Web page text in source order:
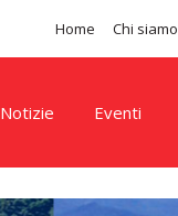
Home Chi siamo
Notizie Eventi